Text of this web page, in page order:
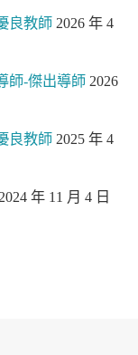
良教師 2026 年 4
師-傑出導師 2026
良教師 2025 年 4
年 11 月 4 日